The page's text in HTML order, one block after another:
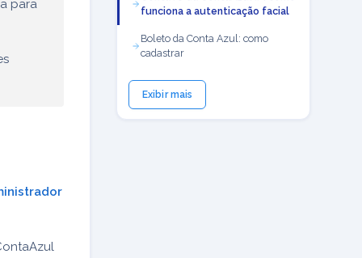
para
funciona a autenticação facial
Boleto da Conta Azul: como
cadastrar
Exibir mais